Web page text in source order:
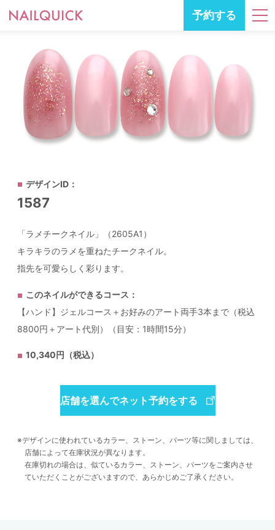
予約する
デザインID：
1587
「ラメチークネイル」（2605A1）
キラキラのラメを重ねたチークネイル。
指先を可愛らしく彩ります。
このネイルができるコース：
【ハンド】ジェルコース＋お好みのアート両手3本まで（税込
8800円＋アート代別）（目安：1時間15分）
10,340円（税込）
店舗を選んでネット予約をする
デザインに使われているカラー、ストーン、パーツ等に関しましては、
店舗によって在庫状況が異なります。
在庫切れの場合は、似ているカラー、ストーン、パーツをご案内させ
ていただくことがございますので、あらかじめご了承ください。